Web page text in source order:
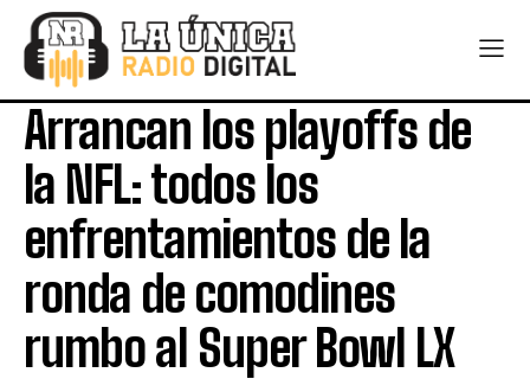
Arrancan los playoffs de
la NFL: todos los
enfrentamientos de la
ronda de comodines
rumbo al Super Bowl LX